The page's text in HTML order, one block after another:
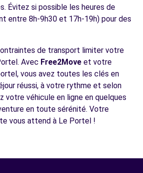
Évitez si possible les heures de
entre 8h-9h30 et 17h-19h) pour des
de transport limiter votre
Avec Free2Move et votre
vous avez toutes les clés en
réussi, à votre rythme et selon
votre véhicule en ligne en quelques
en toute sérénité. Votre
vous attend à Le Portel !